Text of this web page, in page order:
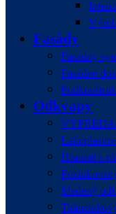
Fasády
Fasádny
Fasádne
Odkvapy
Hranaté a
Medený